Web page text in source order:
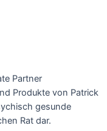
Partner
Produkte von Patrick
gesunde
Rat dar.